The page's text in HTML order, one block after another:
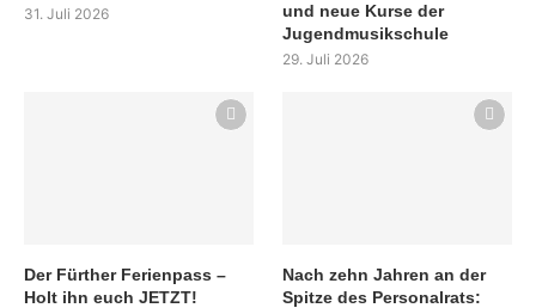
31. Juli 2026
und neue Kurse der
Jugendmusikschule
29. Juli 2026
Der Fürther Ferienpass –
Holt ihn euch JETZT!
Nach zehn Jahren an der
Spitze des Personalrats: